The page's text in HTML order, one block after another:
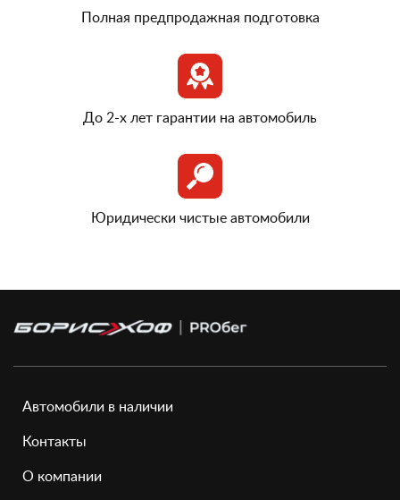
Полная предпродажная подготовка
До 2-х лет гарантии на автомобиль
Юридически чистые автомобили
Автомобили в наличии
Контакты
О компании